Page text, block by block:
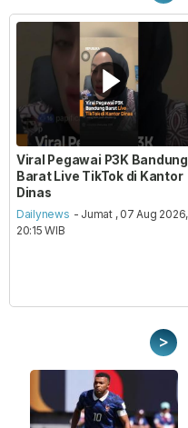
Viral Pegawai P3K Bandung
Barat Live TikTok di Kantor
Dinas
Dailynews - Jumat , 07 Aug 2026,
20:15 WIB
>